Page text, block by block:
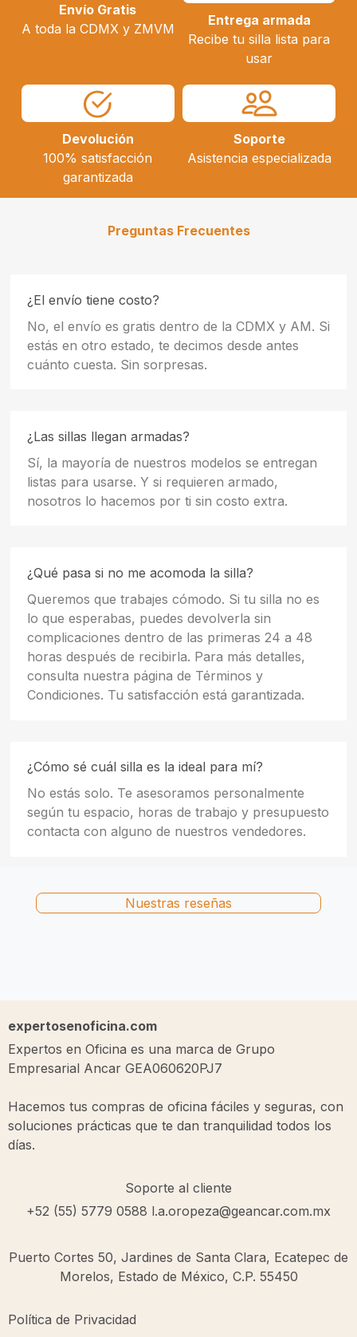
Envío Gratis
A toda la CDMX y ZMVM
Entrega armada
Recibe tu silla lista para
usar
Devolución
100% satisfacción
garantizada
Soporte
Asistencia especializada
Preguntas Frecuentes
¿El envío tiene costo?
No, el envío es gratis dentro de la CDMX y AM. Si
estás en otro estado, te decimos desde antes
cuánto cuesta. Sin sorpresas.
¿Las sillas llegan armadas?
Sí, la mayoría de nuestros modelos se entregan
listas para usarse. Y si requieren armado,
nosotros lo hacemos por ti sin costo extra.
¿Qué pasa si no me acomoda la silla?
Queremos que trabajes cómodo. Si tu silla no es
lo que esperabas, puedes devolverla sin
complicaciones dentro de las primeras 24 a 48
horas después de recibirla. Para más detalles,
consulta nuestra página de Términos y
Condiciones. Tu satisfacción está garantizada.
¿Cómo sé cuál silla es la ideal para mí?
No estás solo. Te asesoramos personalmente
según tu espacio, horas de trabajo y presupuesto
contacta con alguno de nuestros vendedores.
Nuestras reseñas
expertosenoficina.com
Expertos en Oficina es una marca de Grupo
Empresarial Ancar GEA060620PJ7
Hacemos tus compras de oficina fáciles y seguras, con
soluciones prácticas que te dan tranquilidad todos los
días.
Soporte al cliente
+52 (55) 5779 0588 l.a.oropeza@geancar.com.mx
Puerto Cortes 50, Jardines de Santa Clara, Ecatepec de
Morelos, Estado de México, C.P. 55450
Política de Privacidad